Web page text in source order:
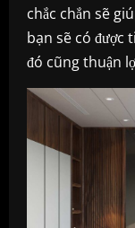
chắc chắn sẽ
bạn sẽ có được
đó cũng thuận